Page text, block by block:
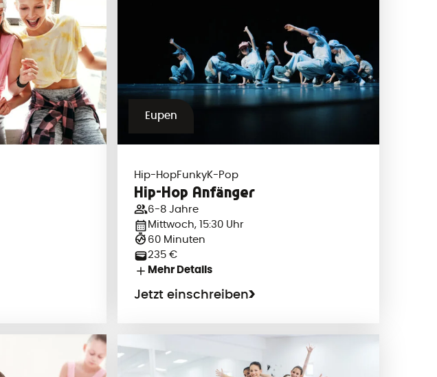
Eupen
Hip-HopFunkyK-Pop
Hip-Hop Anfänger
6-8 Jahre
Mittwoch, 15:30 Uhr
60 Minuten
235 €
Mehr Details
Jetzt einschreiben